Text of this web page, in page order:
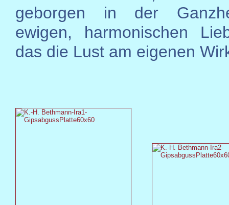
geborgen in der
ewigen, harmonischen
das die Lust am eigenen